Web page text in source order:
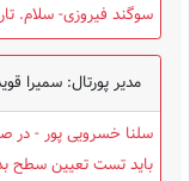
سوگند فیروزی- سلام.
مدیر پورتال: سمیرا
سلنا خسرویی پور - در
باید تست تعیین سطح